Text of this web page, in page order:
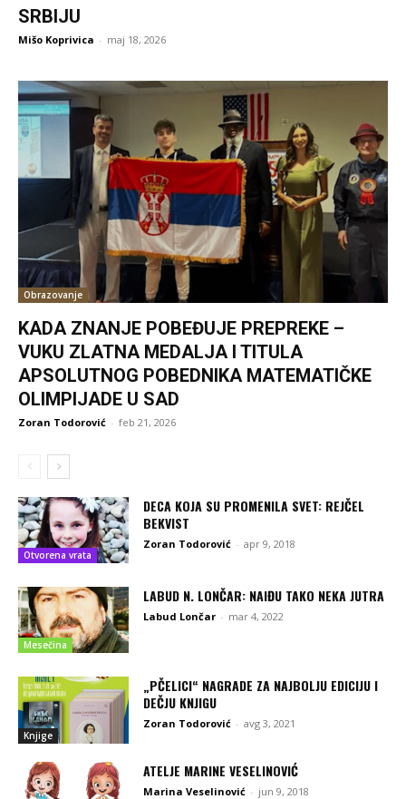
SRBIJU
Mišo Koprivica - maj 18, 2026
Obrazovanje
KADA ZNANJE POBEĐUJE PREPREKE –
VUKU ZLATNA MEDALJA I TITULA
APSOLUTNOG POBEDNIKA MATEMATIČKE
OLIMPIJADE U SAD
Zoran Todorović - feb 21, 2026
Otvorena vrata
DECA KOJA SU PROMENILA SVET: REJČEL
BEKVIST
Zoran Todorović - apr 9, 2018
Mesečina
LABUD N. LONČAR: NAIĐU TAKO NEKA JUTRA
Labud Lončar - mar 4, 2022
Knjige
„PČELICI“ NAGRADE ZA NAJBOLJU EDICIJU I
DEČJU KNJIGU
Zoran Todorović - avg 3, 2021
ATELJE MARINE VESELINOVIĆ
Marina Veselinović - jun 9, 2018